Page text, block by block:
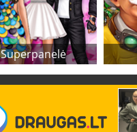
Superpanelė